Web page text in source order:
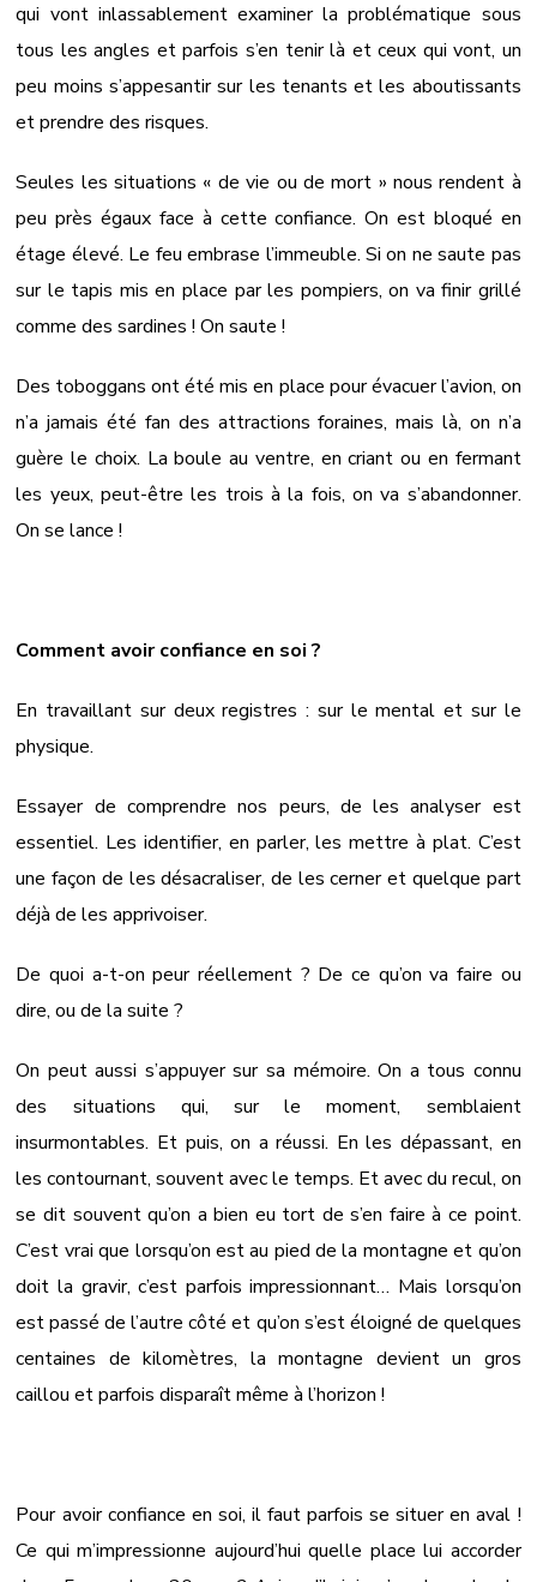
qui vont inlassablement examiner la problématique sous
tous les angles et parfois s’en tenir là et ceux qui vont, un
peu moins s’appesantir sur les tenants et les aboutissants
et prendre des risques.
Seules les situations « de vie ou de mort » nous rendent à
peu près égaux face à cette confiance. On est bloqué en
étage élevé. Le feu embrase l’immeuble. Si on ne saute pas
sur le tapis mis en place par les pompiers, on va finir grillé
comme des sardines ! On saute !
Des toboggans ont été mis en place pour évacuer l’avion, on
n’a jamais été fan des attractions foraines, mais là, on n’a
guère le choix. La boule au ventre, en criant ou en fermant
les yeux, peut-être les trois à la fois, on va s’abandonner.
On se lance !
Comment avoir confiance en soi ?
En travaillant sur deux registres : sur le mental et sur le
physique.
Essayer de comprendre nos peurs, de les analyser est
essentiel. Les identifier, en parler, les mettre à plat. C’est
une façon de les désacraliser, de les cerner et quelque part
déjà de les apprivoiser.
De quoi a-t-on peur réellement ? De ce qu’on va faire ou
dire, ou de la suite ?
On peut aussi s’appuyer sur sa mémoire. On a tous connu
des situations qui, sur le moment, semblaient
insurmontables. Et puis, on a réussi. En les dépassant, en
les contournant, souvent avec le temps. Et avec du recul, on
se dit souvent qu’on a bien eu tort de s’en faire à ce point.
C’est vrai que lorsqu’on est au pied de la montagne et qu’on
doit la gravir, c’est parfois impressionnant… Mais lorsqu’on
est passé de l’autre côté et qu’on s’est éloigné de quelques
centaines de kilomètres, la montagne devient un gros
caillou et parfois disparaît même à l’horizon !
Pour avoir confiance en soi, il faut parfois se situer en aval !
Ce qui m’impressionne aujourd’hui quelle place lui accorder